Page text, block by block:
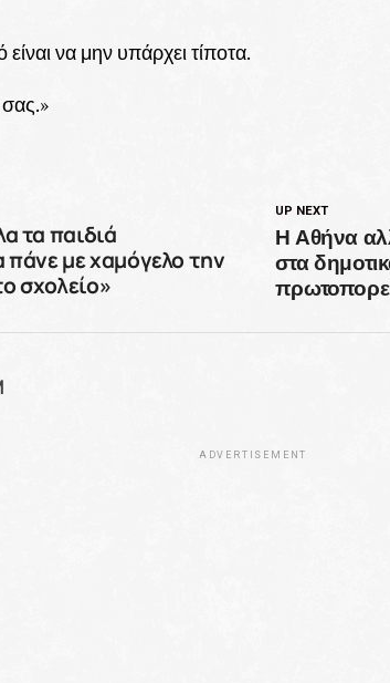
να μην υπάρχει τίποτα.
UP NEXT
Η Αθήνα
στα
τα παιδιά
πάνε με χαμόγελο την
σχολείο»
ADVERTISEMENT